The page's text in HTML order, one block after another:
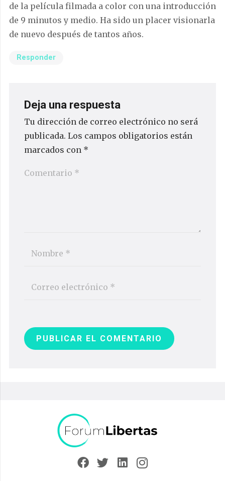
de la película filmada a color con una introducción
de 9 minutos y medio. Ha sido un placer visionarla
de nuevo después de tantos años.
Responder
Deja una respuesta
Tu dirección de correo electrónico no será
publicada. Los campos obligatorios están
marcados con *
PUBLICAR EL COMENTARIO